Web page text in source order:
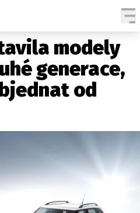
AUT
TRH
modely
generace,
od